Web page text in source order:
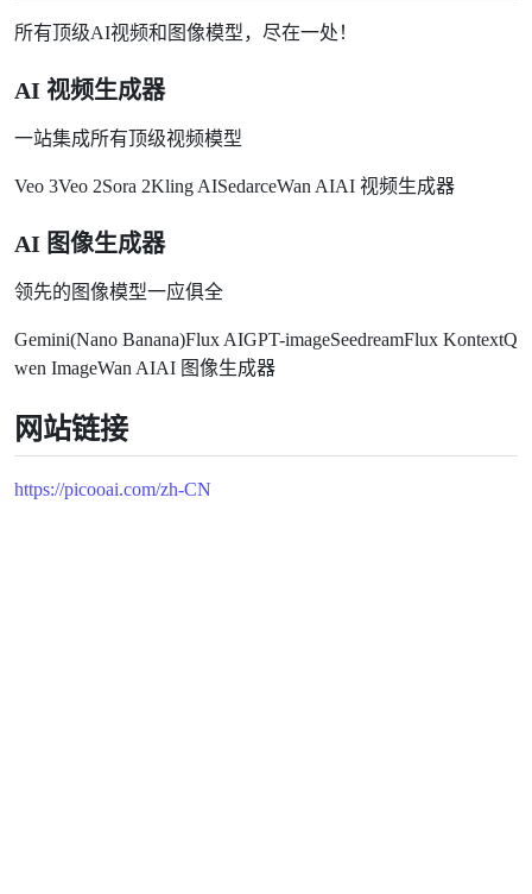
所有顶级AI视频和图像模型，尽在一处！
AI 视频生成器
一站集成所有顶级视频模型
Veo 3Veo 2Sora 2Kling AISedarceWan AIAI 视频生成器
AI 图像生成器
领先的图像模型一应俱全
Gemini(Nano Banana)Flux AIGPT-imageSeedreamFlux KontextQ
wen ImageWan AIAI 图像生成器
网站链接
https://picooai.com/zh-CN